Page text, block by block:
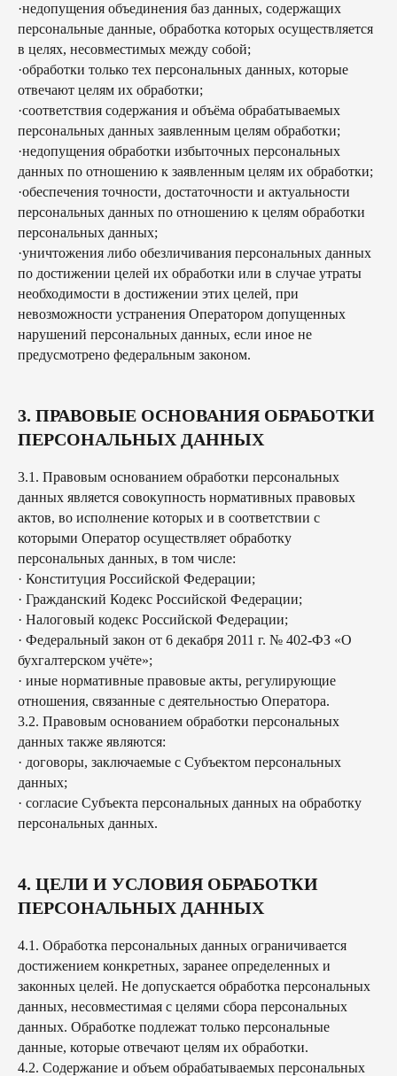
·недопущения объединения баз данных, содержащих
персональные данные, обработка которых осуществляется
в целях, несовместимых между собой;
·обработки только тех персональных данных, которые
отвечают целям их обработки;
·соответствия содержания и объёма обрабатываемых
персональных данных заявленным целям обработки;
·недопущения обработки избыточных персональных
данных по отношению к заявленным целям их обработки;
·обеспечения точности, достаточности и актуальности
персональных данных по отношению к целям обработки
персональных данных;
·уничтожения либо обезличивания персональных данных
по достижении целей их обработки или в случае утраты
необходимости в достижении этих целей, при
невозможности устранения Оператором допущенных
нарушений персональных данных, если иное не
предусмотрено федеральным законом.
3. ПРАВОВЫЕ ОСНОВАНИЯ ОБРАБОТКИ
ПЕРСОНАЛЬНЫХ ДАННЫХ
3.1. Правовым основанием обработки персональных
данных является совокупность нормативных правовых
актов, во исполнение которых и в соответствии с
которыми Оператор осуществляет обработку
персональных данных, в том числе:
· Конституция Российской Федерации;
· Гражданский Кодекс Российской Федерации;
· Налоговый кодекс Российской Федерации;
· Федеральный закон от 6 декабря 2011 г. № 402-ФЗ «О
бухгалтерском учёте»;
· иные нормативные правовые акты, регулирующие
отношения, связанные с деятельностью Оператора.
3.2. Правовым основанием обработки персональных
данных также являются:
· договоры, заключаемые с Субъектом персональных
данных;
· согласие Субъекта персональных данных на обработку
персональных данных.
4. ЦЕЛИ И УСЛОВИЯ ОБРАБОТКИ
ПЕРСОНАЛЬНЫХ ДАННЫХ
4.1. Обработка персональных данных ограничивается
достижением конкретных, заранее определенных и
законных целей. Не допускается обработка персональных
данных, несовместимая с целями сбора персональных
данных. Обработке подлежат только персональные
данные, которые отвечают целям их обработки.
4.2. Содержание и объем обрабатываемых персональных